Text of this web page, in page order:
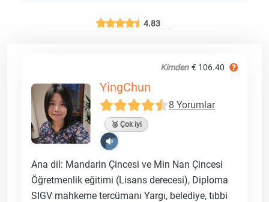
4.83
Kimden € 106.40
YingChun
8 Yorumlar
🥈 Çok iyi
Ana dil: Mandarin Çincesi ve Min Nan Çincesi
Öğretmenlik eğitimi (Lisans derecesi), Diploma
SIGV mahkeme tercümanı Yargı, belediye, tıbbi